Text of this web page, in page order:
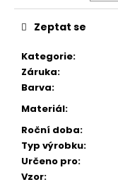
Kategorie:
Záruka:
Barva:
Materiál:
Roční doba:
Typ výrobku:
Určeno pro:
Vzor:
Zeptat se
e
m
DĚTSKÉ
KALHOTY,
PETROLEJOVÉ,
LES
500